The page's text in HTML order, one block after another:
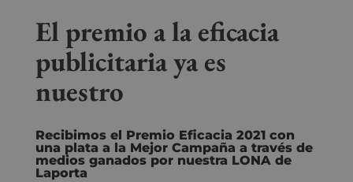
El premio a la eficacia
publicitaria ya es
nuestro
Recibimos el Premio Eficacia 2021 con
una plata a la Mejor Campaña a través de
medios ganados por nuestra LONA de
Laporta